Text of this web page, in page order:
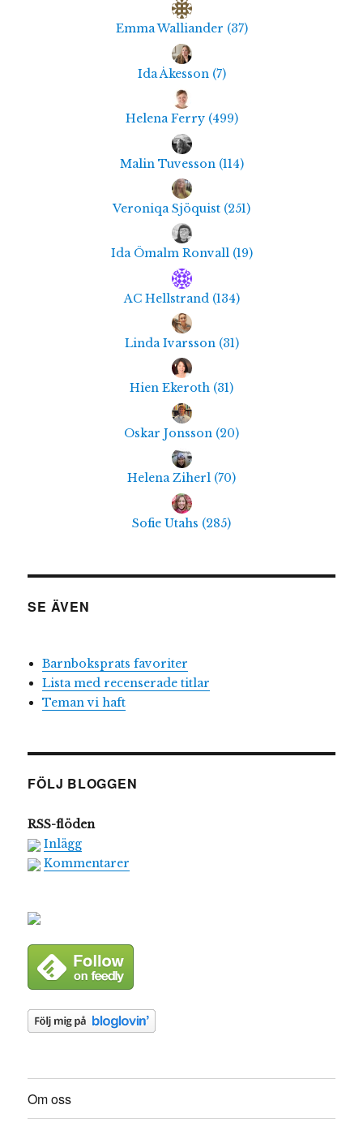
Emma Walliander (37)
Ida Åkesson (7)
Helena Ferry (499)
Malin Tuvesson (114)
Veroniqa Sjöquist (251)
Ida Ömalm Ronvall (19)
AC Hellstrand (134)
Linda Ivarsson (31)
Hien Ekeroth (31)
Oskar Jonsson (20)
Helena Ziherl (70)
Sofie Utahs (285)
SE ÄVEN
Barnboksprats favoriter
Lista med recenserade titlar
Teman vi haft
FÖLJ BLOGGEN
RSS-flöden
Inlägg
Kommentarer
Om oss